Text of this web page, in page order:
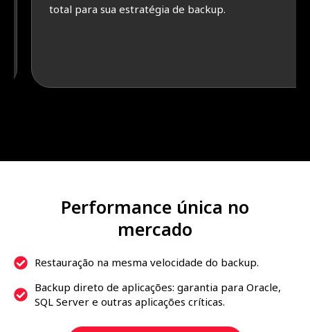
total para sua estratégia de backup.
Performance única no
mercado
Restauração na mesma velocidade do backup.
Backup direto de aplicações: garantia para Oracle,
SQL Server e outras aplicações críticas.